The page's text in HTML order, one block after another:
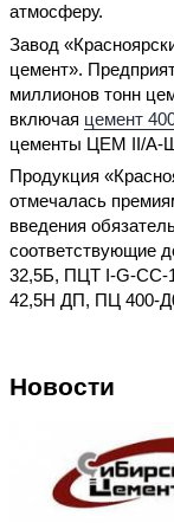
атмосферу.
Завод
цемент».
миллионов тонн
включая цемент
цементы ЦЕМ II/А-
Продукция
отмечалась
введения
соответствующие
32,5Б, ПЦТ I-G-
42,5Н ДП, ПЦ 400-
Новости